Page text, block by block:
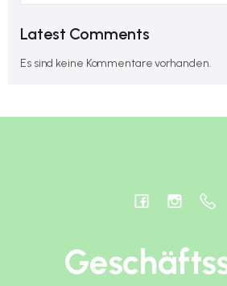
Latest Comments
Es sind keine Kommentare vorhanden.